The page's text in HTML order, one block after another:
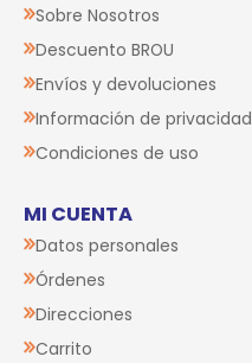
Sobre Nosotros
Descuento BROU
Envíos y devoluciones
Información de privacidad
Condiciones de uso
MI CUENTA
Datos personales
Órdenes
Direcciones
Carrito